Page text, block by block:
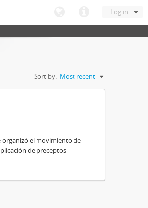
Log in
Sort by: Most recent
organizó el movimiento de
de preceptos